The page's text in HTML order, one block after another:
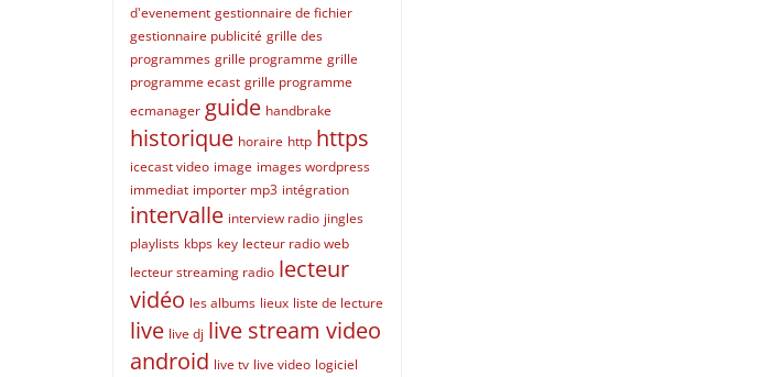
d'evenement gestionnaire de fichier
gestionnaire publicité grille des
programmes grille programme grille
programme ecast grille programme
ecmanager guide handbrake
historique horaire http https
icecast video image images wordpress
immediat importer mp3 intégration
intervalle interview radio jingles
playlists kbps key lecteur radio web
lecteur streaming radio lecteur
vidéo les albums lieux liste de lecture
live live dj live stream video
android live tv live video logiciel